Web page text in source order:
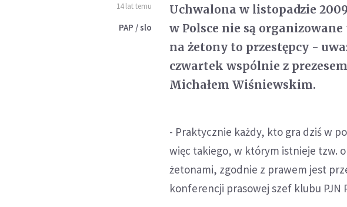
14 lat temu
PAP / slo
Uchwalona w listopadzie
w Polsce nie są
na żetony to przestępcy -
czwartek wspólnie z
Michałem Wiśniewskim.
- Praktycznie każdy, kto gra dziś w
więc takiego, w którym istnieje tzw.
żetonami, zgodnie z prawem jest
konferencji prasowej szef klubu PJN